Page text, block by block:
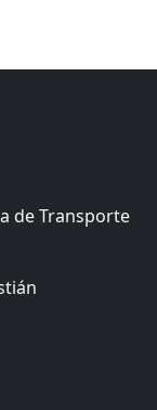
de Transporte